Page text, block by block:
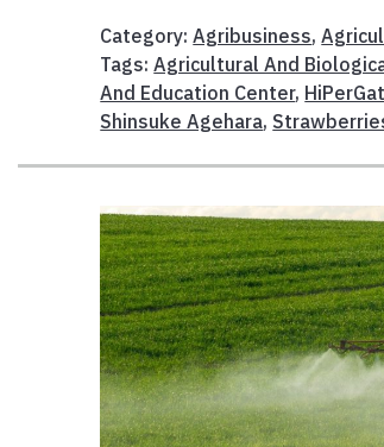
Category:Agribusiness,
Tags:Agricultural And
And Education Center,
Shinsuke Agehara,